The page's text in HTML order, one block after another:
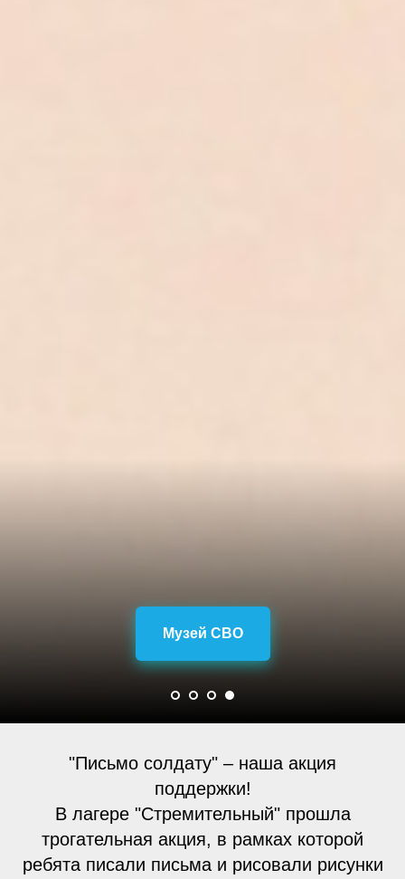
Музей СВО
"Письмо солдату" – наша акция
поддержки!
В лагере "Стремительный" прошла
трогательная акция, в рамках которой
ребята писали письма и рисовали рисунки